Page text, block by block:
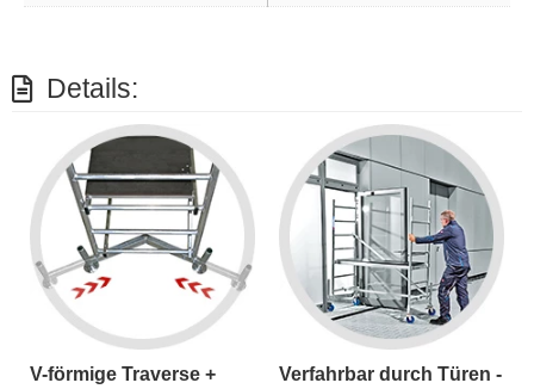
Details:
V-förmige Traverse +
Verfahrbar durch Türen -